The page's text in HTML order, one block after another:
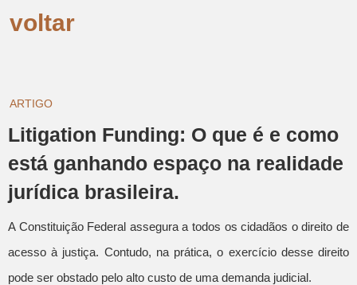
voltar
ARTIGO
Litigation Funding: O que é e como
está ganhando espaço na realidade
jurídica brasileira.
A Constituição Federal assegura a todos os cidadãos o direito de
acesso à justiça. Contudo, na prática, o exercício desse direito
pode ser obstado pelo alto custo de uma demanda judicial.